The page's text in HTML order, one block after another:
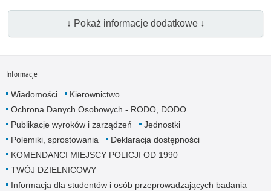
↓ Pokaż informacje dodatkowe ↓
Informacje
Wiadomości
Kierownictwo
Ochrona Danych Osobowych - RODO, DODO
Publikacje wyroków i zarządzeń
Jednostki
Polemiki, sprostowania
Deklaracja dostępności
KOMENDANCI MIEJSCY POLICJI OD 1990
TWÓJ DZIELNICOWY
Informacja dla studentów i osób przeprowadzających badania